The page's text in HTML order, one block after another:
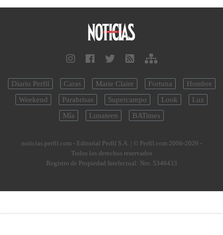
Diario Perfil Caras Marie Claire Fortuna
Hombre
Weekend
Parabrisas Supercampo Look
Luz
Mía
Lunateen BATimes
noticias.perfil.com - Editorial Perfil S.A. | © Perfil.com 2006-2026 -
Todos los derechos reservados
Registro de Propiedad Intelectual: Nro. 5346433